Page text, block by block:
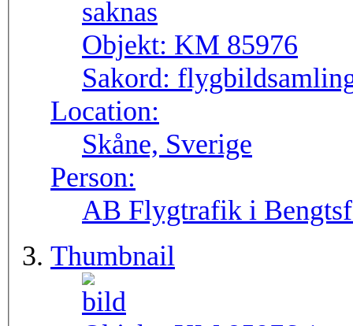
Objekt: KM 85976
Sakord:
Location:
Skåne, Sverige
Person:
AB Flygtrafik i
Thumbnail